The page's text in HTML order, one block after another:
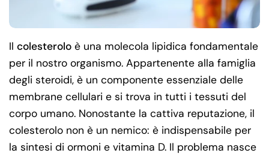
Il colesterolo è una molecola lipidica fondamentale
per il nostro organismo. Appartenente alla famiglia
degli steroidi, è un componente essenziale delle
membrane cellulari e si trova in tutti i tessuti del
corpo umano. Nonostante la cattiva reputazione, il
colesterolo non è un nemico: è indispensabile per
la sintesi di ormoni e vitamina D. Il problema nasce